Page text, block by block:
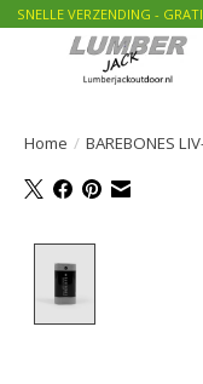
SNELLE VERZENDING -
Home / BAREBONES